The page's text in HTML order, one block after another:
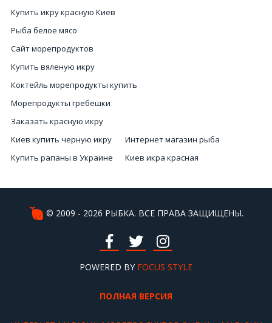
Купить икру красную Киев
Рыба белое мясо
Сайт морепродуктов
Купить вяленую икру
Коктейль морепродукты купить
Морепродукты гребешки
Заказать красную икру
Киев купить черную икру
Купить рапаны в Украине
Морские ежи купить
Купить черная икра
Интернет магазин рыба
Киев икра красная
Морская улитка
Рыба
Икра красная цена Киев
© 2009 - 2026 РЫБКА. ВСЕ ПРАВА ЗАЩИЩЕНЫ.
POWERED BY FOCUS STYLE
ПОЛНАЯ ВЕРСИЯ